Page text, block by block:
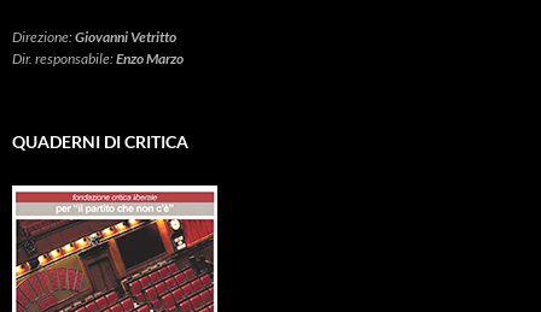
Direzione:Giovanni Vetritto
Dir. responsabile:Enzo Marzo
QUADERNI DI CRITICA